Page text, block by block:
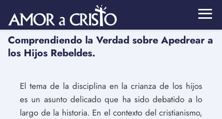
Comprendiendo la Verdad sobre Apedrear a
los Hijos Rebeldes.
El tema de la disciplina en la crianza de los hijos
es un asunto delicado que ha sido debatido a lo
largo de la historia. En el contexto del cristianismo,